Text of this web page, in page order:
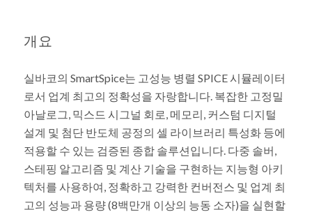
개요
실바코의 SmartSpice는 고성능 병렬 SPICE 시뮬레이터
로서 업계 최고의 정확성을 자랑합니다. 복잡한 고정밀
아날로그, 믹스드 시그널 회로, 메모리, 커스텀 디지털
설계 및 첨단 반도체 공정의 셀 라이브러리 특성화 등에
적용할 수 있는 검증된 종합 솔루션입니다. 다중 솔버,
스테핑 알고리즘 및 계산 기술을 구현하는 지능형 아키
텍처를 사용하여, 정확하고 강력한 컨버전스 및 업계 최
고의 성능과 용량 (8백만개 이상의 능동 소자)을 실현할